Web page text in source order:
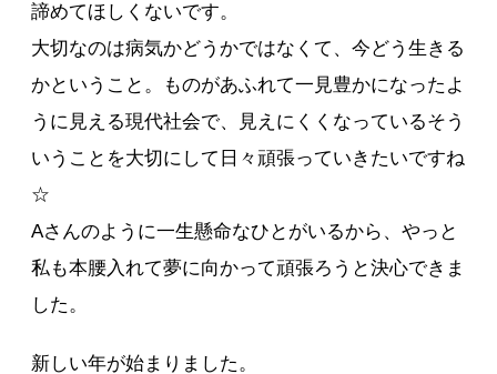
諦めてほしくないです。
大切なのは病気かどうかではなくて、今どう生きる
かということ。ものがあふれて一見豊かになったよ
うに見える現代社会で、見えにくくなっているそう
いうことを大切にして日々頑張っていきたいですね
☆
Aさんのように一生懸命なひとがいるから、やっと
私も本腰入れて夢に向かって頑張ろうと決心できま
した。
新しい年が始まりました。